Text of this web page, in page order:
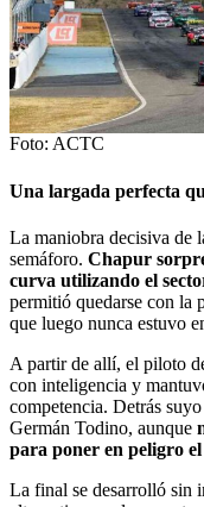
Foto: ACTC
Una largada perfecta
La maniobra decisiva de
semáforo. Chapur
curva utilizando el
permitió quedarse con la
que luego nunca estuvo
A partir de allí, el piloto
con inteligencia y
competencia. Detrás
Germán Todino, aunque
para poner en peligro
La final se desarrolló sin